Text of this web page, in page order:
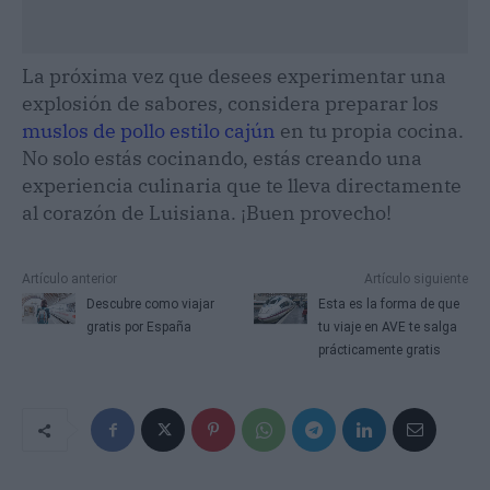
La próxima vez que desees experimentar una
explosión de sabores, considera preparar los
muslos de pollo estilo cajún en tu propia cocina.
No solo estás cocinando, estás creando una
experiencia culinaria que te lleva directamente
al corazón de Luisiana. ¡Buen provecho!
Artículo anterior
Descubre como viajar
gratis por España
Artículo siguiente
Esta es la forma de que
tu viaje en AVE te salga
prácticamente gratis